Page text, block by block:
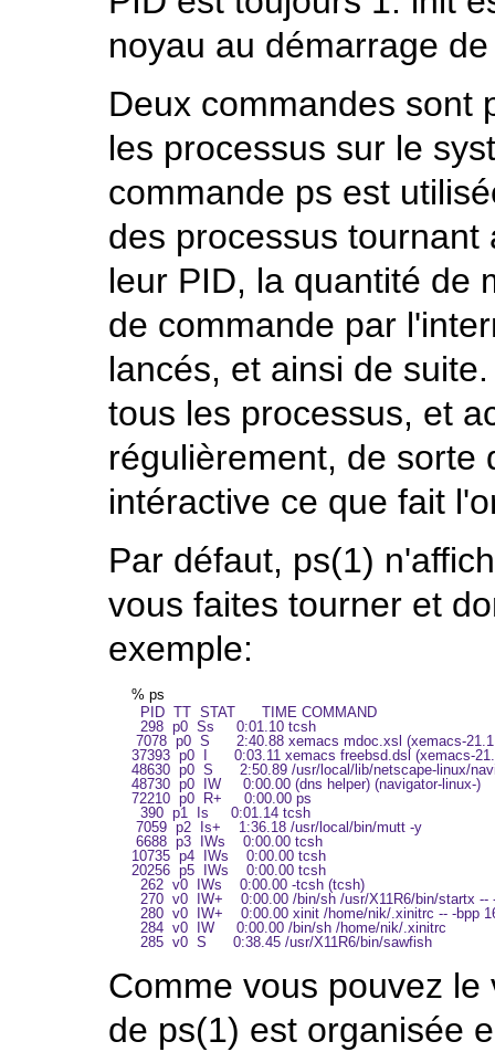
noyau au démarrage
Deux commandes sont
les processus sur le
commande ps est
des processus
leur PID, la quantité de
de commande par
lancés, et ainsi de
tous les processus, et
régulièrement, de sorte
intéractive ce que fait
Par défaut, ps(1)
vous faites tourner et
exemple:
% ps
  PID  TT  STAT      TIME COMMAND
  298  p0  Ss     0:01.10 tcsh
7078  p0  S      2:40.88 xemacs mdoc.xsl (xemacs-
37393  p0  I      0:03.11 xemacs freebsd.dsl (xemacs-
48630  p0  S      2:50.89 /usr/local/lib/netscape-linux/
48730  p0  IW     0:00.00 (dns helper) (navigator-linux-)
72210  p0  R+     0:00.00 ps
  390  p1  Is     0:01.14 tcsh
7059  p2  Is+    1:36.18 /usr/local/bin/mutt -y
6688  p3  IWs    0:00.00 tcsh
10735  p4  IWs    0:00.00 tcsh
20256  p5  IWs    0:00.00 tcsh
  262  v0  IWs    0:00.00 -tcsh (tcsh)
270  v0  IW+    0:00.00 /bin/sh /usr/X11R6/bin/startx --
280  v0  IW+    0:00.00 xinit /home/nik/.xinitrc -- -bpp
  284  v0  IW     0:00.00 /bin/sh /home/nik/.xinitrc
  285  v0  S      0:38.45 /usr/X11R6/bin/sawfish
Comme vous pouvez
de ps(1) est organisée